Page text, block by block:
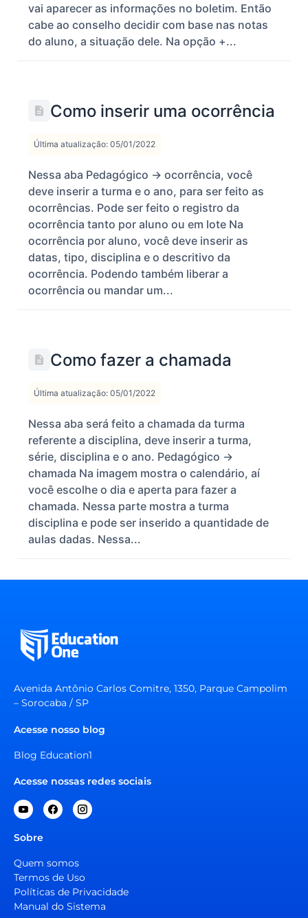
vai aparecer as informações no boletim. Então
cabe ao conselho decidir com base nas notas
do aluno, a situação dele. Na opção +...
Como inserir uma ocorrência
Última atualização: 05/01/2022
Nessa aba Pedagógico -> ocorrência, você
deve inserir a turma e o ano, para ser feito as
ocorrências. Pode ser feito o registro da
ocorrência tanto por aluno ou em lote Na
ocorrência por aluno, você deve inserir as
datas, tipo, disciplina e o descritivo da
ocorrência. Podendo também liberar a
ocorrência ou mandar um...
Como fazer a chamada
Última atualização: 05/01/2022
Nessa aba será feito a chamada da turma
referente a disciplina, deve inserir a turma,
série, disciplina e o ano. Pedagógico ->
chamada Na imagem mostra o calendário, aí
você escolhe o dia e aperta para fazer a
chamada. Nessa parte mostra a turma
disciplina e pode ser inserido a quantidade de
aulas dadas. Nessa...
Avenida Antônio Carlos Comitre, 1350, Parque Campolim
– Sorocaba / SP
Acesse nosso blog
Blog Education1
Acesse nossas redes sociais
Sobre
Quem somos
Termos de Uso
Políticas de Privacidade
Manual do Sistema